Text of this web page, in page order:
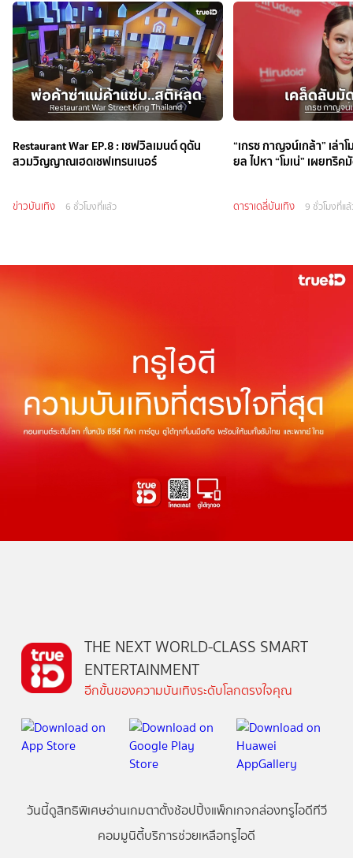
Restaurant War EP.8 : เชฟวิลเมนต์ ดุดัน
สวมวิญญาณเฮดเชฟเทรนเนอร์
ข่าวบันเทิง 6 ชั่วโมงที่แล้ว
“เกรซ กาญจน์เกล้า” เล่า
ยล ไปหา “โมเน่” เผยทริค
ดาราเดลี่บันเทิง 9 ชั่วโมงที่แ
THE NEXT WORLD-CLASS SMART
ENTERTAINMENT
อีกขั้นของความบันเทิงระดับโลกตรงใจคุณ
วันนี้ดูสิทธิพิเศษอ่านเกมตาตั้งช้อปปิ้งแพ็กเกจกล่องทรูไอดีทีวี
คอมมูนิตี้บริการช่วยเหลือทรูไอดี